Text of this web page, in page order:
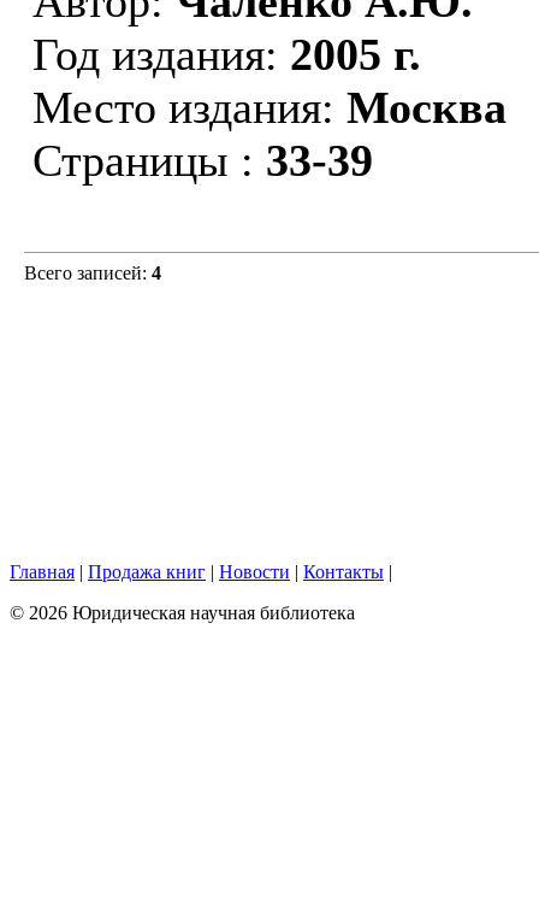
Год издания: 2005 г.
Место издания: Москва
Страницы : 33-39
Всего записей: 4
Главная | Продажа книг | Новости | Контакты |
© 2026 Юридическая научная библиотека